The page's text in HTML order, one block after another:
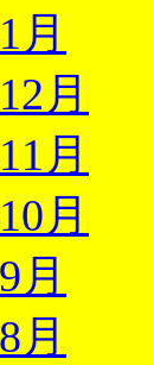
月
月
月
月
月
月